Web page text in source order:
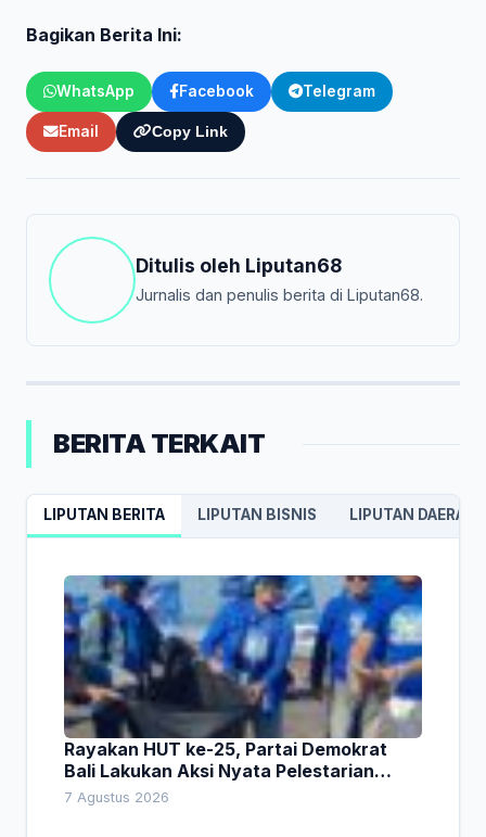
Bagikan Berita Ini:
WhatsApp Facebook Telegram
Email Copy Link
Ditulis oleh Liputan68
Jurnalis dan penulis berita di Liputan68.
BERITA TERKAIT
LIPUTAN BERITA LIPUTAN BISNIS LIPUTAN DAERAH
Rayakan HUT ke-25, Partai Demokrat
Bali Lakukan Aksi Nyata Pelestarian
Lingkungan
7 Agustus 2026